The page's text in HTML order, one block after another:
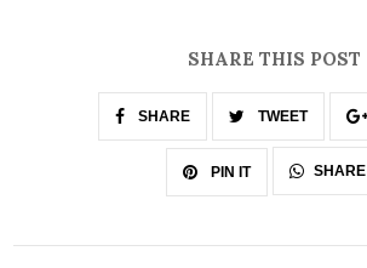
SHARE THIS POST
SHARE TWEET
PIN IT SHARE